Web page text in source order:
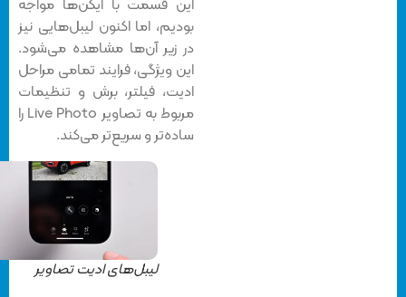
این قسمت با آیکن‌ها مواجه
بودیم، اما اکنون لیبل‌هایی نیز
در زیر آن‌ها مشاهده می‌شود.
این ویژگی، فرایند تمامی مراحل
ادیت، فیلتر، برش و تنظیمات
مربوط به تصاویر Live Photo را
ساده‌تر و سریع‌تر می‌کند.
لیبل‌های ادیت تصاویر